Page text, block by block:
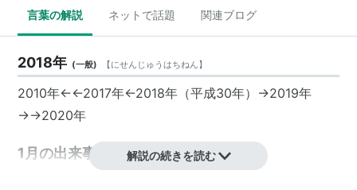
言葉の解説 ネットで話題 関連ブログ
2018年 (一般) 【にせんじゅうはちねん】
2010年←←2017年←2018年 （平成30年）→2019年
→→2020年
1月の出来事 解説の続きを読む